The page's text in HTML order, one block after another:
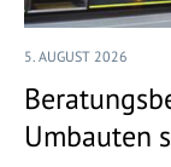
5. AUGUST 2026
Umbauten